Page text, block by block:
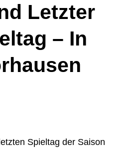
Letzter
– In
Spieltag der Saison